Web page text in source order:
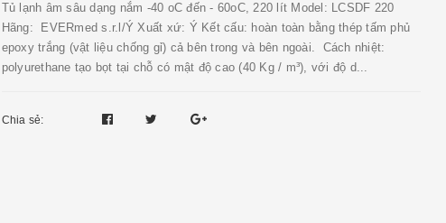
Tủ lạnh âm sâu dạng nắm -40 oC đến - 60oC, 220 lít Model: LCSDF 220
Hãng: EVERmed s.r.l/Ý Xuất xứ: Ý Kết cấu: hoàn toàn bằng thép tấm phủ
epoxy trắng (vật liệu chống gỉ) cả bên trong và bên ngoài. Cách nhiệt:
polyurethane tạo bọt tại chỗ có mật độ cao (40 Kg / m³), ​​với độ d...
Chia sẻ: